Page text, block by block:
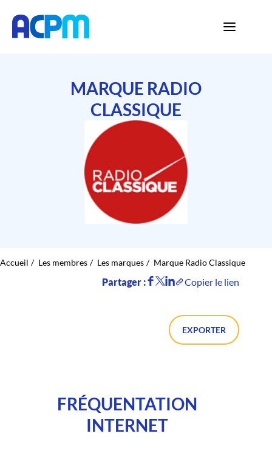
MARQUE RADIO
CLASSIQUE
Accueil Les membres Les marques Marque Radio Classique
Partager : Copier le lien
EXPORTER
FRÉQUENTATION
INTERNET